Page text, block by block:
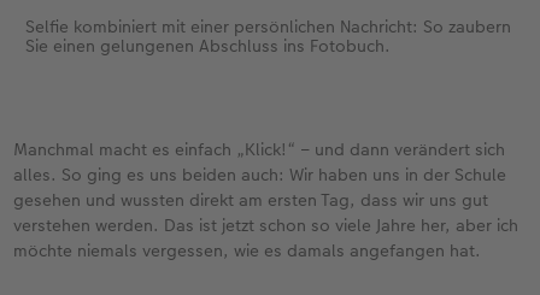
Selfie kombiniert mit einer persönlichen Nachricht: So zaubern
Sie einen gelungenen Abschluss ins Fotobuch.
Manchmal macht es einfach „Klick!“ – und dann verändert sich
alles. So ging es uns beiden auch: Wir haben uns in der Schule
gesehen und wussten direkt am ersten Tag, dass wir uns gut
verstehen werden. Das ist jetzt schon so viele Jahre her, aber ich
möchte niemals vergessen, wie es damals angefangen hat.